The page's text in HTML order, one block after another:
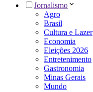
Jornalismo
Agro
Brasil
Cultura e Lazer
Economia
Eleições 2026
Entretenimento
Gastronomia
Minas Gerais
Mundo